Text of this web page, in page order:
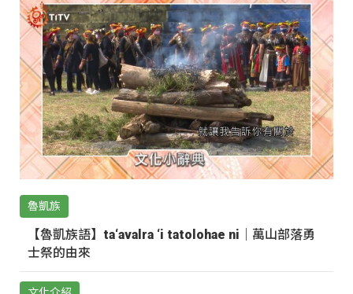
魯凱族
【魯凱族語】ta‘avalra ‘i tatolohae ni｜萬山部落勇
士祭的由來